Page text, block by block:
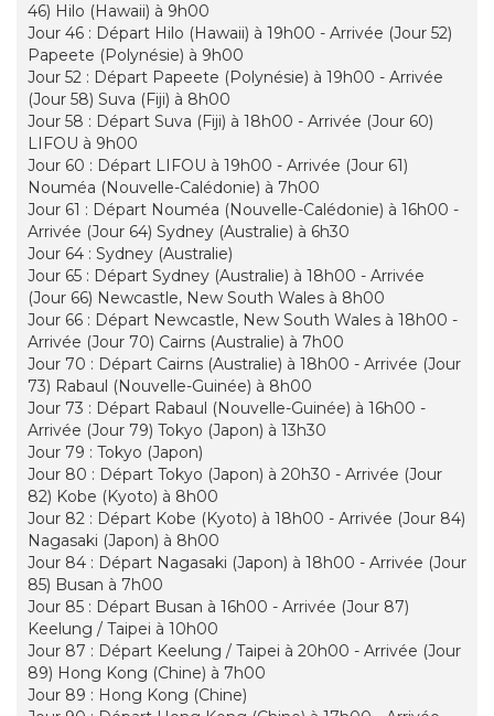
46) Hilo (Hawaii) à 9h00
Jour 46 : Départ Hilo (Hawaii) à 19h00 - Arrivée (Jour 52)
Papeete (Polynésie) à 9h00
Jour 52 : Départ Papeete (Polynésie) à 19h00 - Arrivée
(Jour 58) Suva (Fiji) à 8h00
Jour 58 : Départ Suva (Fiji) à 18h00 - Arrivée (Jour 60)
LIFOU à 9h00
Jour 60 : Départ LIFOU à 19h00 - Arrivée (Jour 61)
Nouméa (Nouvelle-Calédonie) à 7h00
Jour 61 : Départ Nouméa (Nouvelle-Calédonie) à 16h00 -
Arrivée (Jour 64) Sydney (Australie) à 6h30
Jour 64 : Sydney (Australie)
Jour 65 : Départ Sydney (Australie) à 18h00 - Arrivée
(Jour 66) Newcastle, New South Wales à 8h00
Jour 66 : Départ Newcastle, New South Wales à 18h00 -
Arrivée (Jour 70) Cairns (Australie) à 7h00
Jour 70 : Départ Cairns (Australie) à 18h00 - Arrivée (Jour
73) Rabaul (Nouvelle-Guinée) à 8h00
Jour 73 : Départ Rabaul (Nouvelle-Guinée) à 16h00 -
Arrivée (Jour 79) Tokyo (Japon) à 13h30
Jour 79 : Tokyo (Japon)
Jour 80 : Départ Tokyo (Japon) à 20h30 - Arrivée (Jour
82) Kobe (Kyoto) à 8h00
Jour 82 : Départ Kobe (Kyoto) à 18h00 - Arrivée (Jour 84)
Nagasaki (Japon) à 8h00
Jour 84 : Départ Nagasaki (Japon) à 18h00 - Arrivée (Jour
85) Busan à 7h00
Jour 85 : Départ Busan à 16h00 - Arrivée (Jour 87)
Keelung / Taipei à 10h00
Jour 87 : Départ Keelung / Taipei à 20h00 - Arrivée (Jour
89) Hong Kong (Chine) à 7h00
Jour 89 : Hong Kong (Chine)